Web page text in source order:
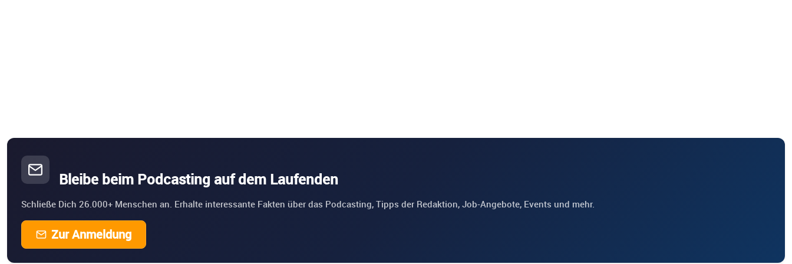
Bleibe beim Podcasting auf dem Laufenden
Schließe Dich 26.000+ Menschen an. Erhalte interessante Fakten über das Podcasting, Tipps der Redaktion, Job-Angebote, Events und mehr.
Zur Anmeldung